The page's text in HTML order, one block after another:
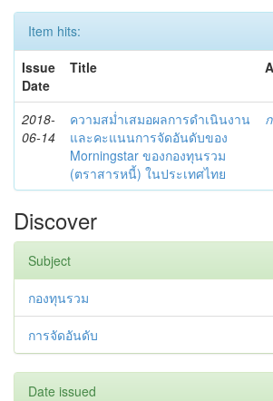
Item hits:
Issue
Date
Title
2018-
06-14
ความสม่ำเสมอผลการดำเนินงาน
และคะแนนการจัดอันดับของ
Morningstar ของกองทุนรวม
(ตราสารหนี้) ในประเทศไทย
Discover
Subject
กองทุนรวม
การจัดอันดับ
Date issued